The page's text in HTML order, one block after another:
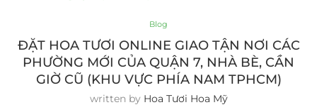
Blog
ĐẶT HOA TƯƠI ONLINE GIAO TẬN NƠI CÁC
PHƯỜNG MỚI CỦA QUẬN 7, NHÀ BÈ, CẦN
GIỜ CŨ (KHU VỰC PHÍA NAM TPHCM)
written by Hoa Tươi Hoa Mỹ